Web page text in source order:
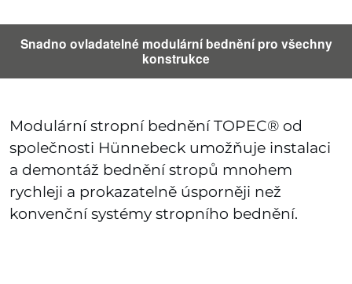
Snadno ovladatelné modulární bednění pro všechny
konstrukce
Modulární stropní bednění TOPEC® od
společnosti Hünnebeck umožňuje instalaci
a demontáž bednění stropů mnohem
rychleji a prokazatelně úsporněji než
konvenční systémy stropního bednění.